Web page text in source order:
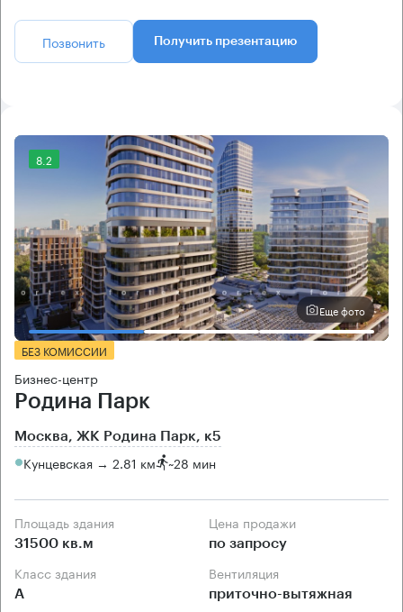
Позвонить Получить презентацию
8.2
Еще фото
БЕЗ КОМИССИИ
Бизнес-центр
Родина Парк
Москва, ЖК Родина Парк, к5
Кунцевская → 2.81 км ~28 мин
Площадь здания
31500 кв.м
Цена продажи
по запросу
Класс здания
А
Вентиляция
приточно-вытяжная